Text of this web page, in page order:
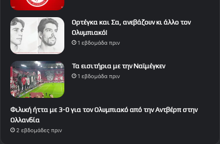
Ορτέγκα και Σα, ανεβάζουν κι άλλο τον
Ολυμπιακό!
1 εβδομάδα πριν
Τα εισιτήρια με την Ναϊμέγκεν
1 εβδομάδα πριν
Φιλική ήττα με 3-0 για τον Ολυμπιακό από την Αντβέρπ στην
Ολλανδία
2 εβδομάδες πριν